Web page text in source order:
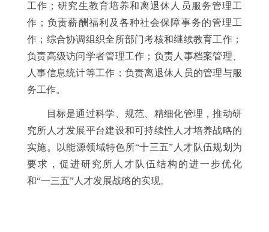
工作；研究生教育培养和离退休人员服务管理工
作；负责薪酬福利及各种社会保障事务的管理工
作；综合协调组织全所部门考核和继续教育工作；
负责高级访问学者管理工作；负责人事档案管理、
人事信息统计等工作；负责离退休人员的管理与服
务工作。
目标是通过科学、规范、精细化管理，推动研
究所人才发展平台建设和可持续性人才培养战略的
实施。以能源领域特色所“十三五”人才队伍规划为
要求，促进研究所人才队伍结构的进一步优化
和“一三五”人才发展战略的实现。